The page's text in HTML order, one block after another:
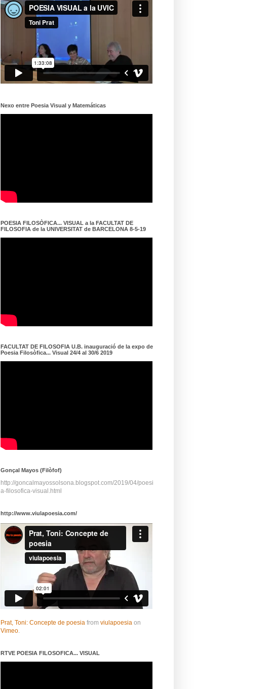
Nexo entre Poesia Visual y Matemáticas
POESIA FILOSÒFICA... VISUAL a la FACULTAT DE
FILOSOFIA de la UNIVERSITAT de BARCELONA 8-5-19
FACULTAT DE FILOSOFIA U.B. inauguració de la expo de
Poesia Filosòfica... Visual 24/4 al 30/6 2019
Gonçal Mayos (Filòfof)
http://goncalmayossolsona.blogspot.com/2019/04/poesi
a-filosofica-visual.html
http://www.viulapoesia.com/
Prat, Toni: Concepte de poesia from viulapoesia on
Vimeo.
RTVE POESIA FILOSOFICA... VISUAL